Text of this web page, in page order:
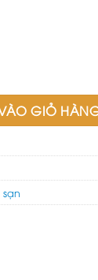
lịch số lượng
GIỎ